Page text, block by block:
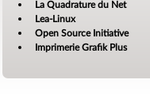
La Quadrature du Net
Lea-Linux
Open Source Initiative
Imprimerie Grafik Plus